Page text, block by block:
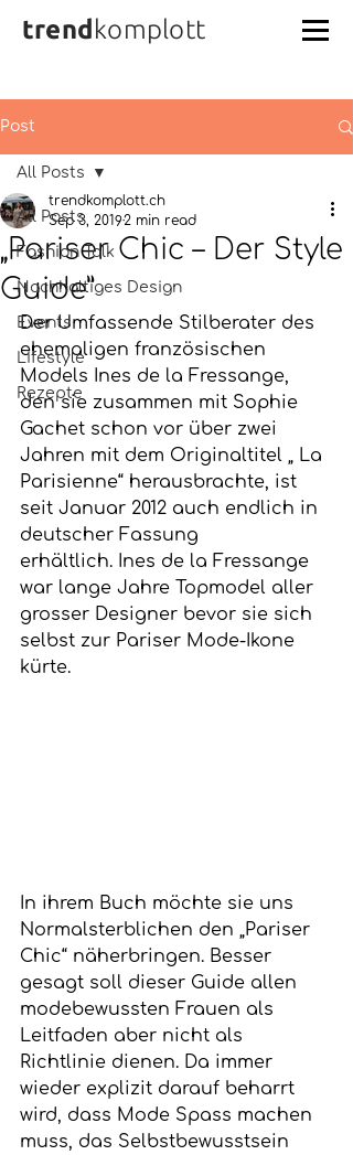
trend komplott
Post
All Posts
Fashion Talk
Nachhaltiges Design
Events
Lifestyle
Rezepte
All Posts
„Pariser Chic – Der Style
Guide”
trendkomplott.ch
Sep 3, 20192 min read
Der Umfassende Stilberater des
ehemaligen französischen
Models Ines de la Fressange,
den sie zusammen mit Sophie
Gachet schon vor über zwei
Jahren mit dem Originaltitel „ La
Parisienne“ herausbrachte, ist
seit Januar 2012 auch endlich in
deutscher Fassung
erhältlich. Ines de la Fressange
war lange Jahre Topmodel aller
grosser Designer bevor sie sich
selbst zur Pariser Mode-Ikone
kürte.
In ihrem Buch möchte sie uns
Normalsterblichen den „Pariser
Chic“ näherbringen. Besser
gesagt soll dieser Guide allen
modebewussten Frauen als
Leitfaden aber nicht als
Richtlinie dienen. Da immer
wieder explizit darauf beharrt
wird, dass Mode Spass machen
muss, das Selbstbewusstsein